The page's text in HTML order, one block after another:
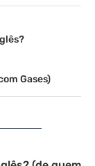
Gases)